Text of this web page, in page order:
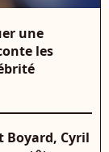
une
les
Boyard, Cyril